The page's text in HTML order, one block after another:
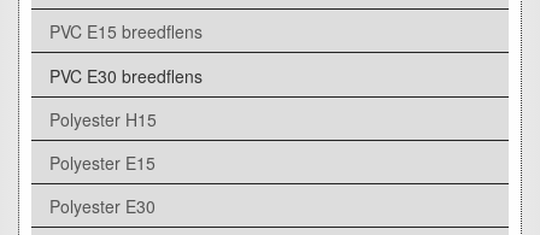
PVC E15 breedflens
PVC E30 breedflens
Polyester H15
Polyester E15
Polyester E30